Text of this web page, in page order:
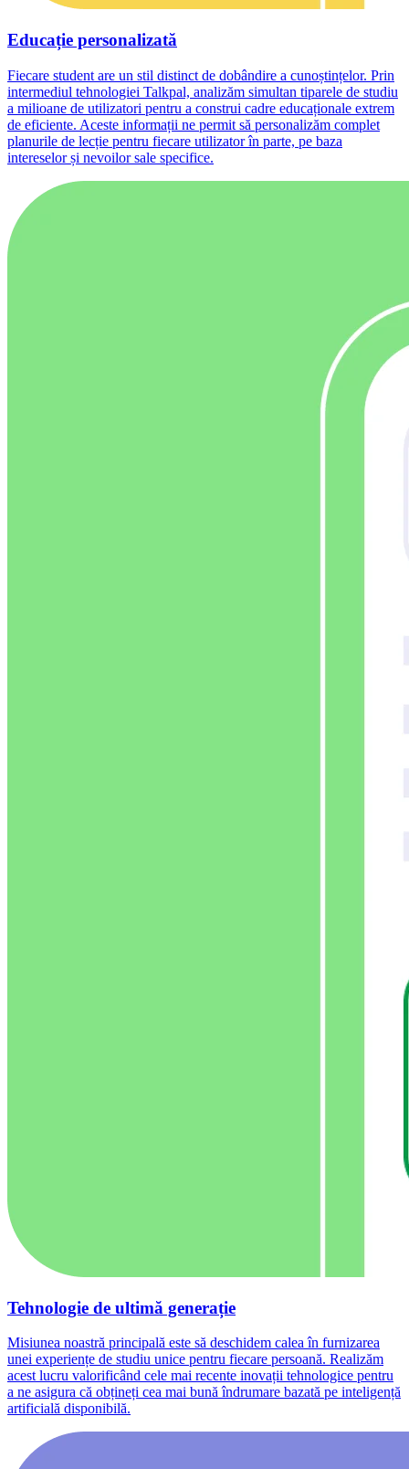
Educație personalizată
Fiecare student are un stil distinct de dobândire a cunoștințelor. Prin
intermediul tehnologiei Talkpal, analizăm simultan tiparele de studiu
a milioane de utilizatori pentru a construi cadre educaționale extrem
de eficiente. Aceste informații ne permit să personalizăm complet
planurile de lecție pentru fiecare utilizator în parte, pe baza
intereselor și nevoilor sale specifice.
Tehnologie de ultimă generație
Misiunea noastră principală este să deschidem calea în furnizarea
unei experiențe de studiu unice pentru fiecare persoană. Realizăm
acest lucru valorificând cele mai recente inovații tehnologice pentru
a ne asigura că obțineți cea mai bună îndrumare bazată pe inteligență
artificială disponibilă.